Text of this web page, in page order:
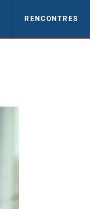
RENCONTRES